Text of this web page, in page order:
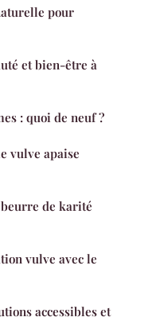
pour
et bien-être à
: quoi de neuf ?
vulve apaise
de karité
vulve avec le
accessibles et